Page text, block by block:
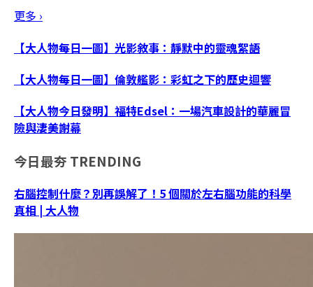
更多 ›
【大人物每日一圖】光影敘事：靜默中的靈魂絮語
【大人物每日一圖】倫敦艦影：彩虹之下的歷史迴響
【大人物今日發明】福特Edsel：一場汽車設計的華麗冒
險與淒美謝幕
今日最夯 TRENDING
右腦控制什麼？別再誤解了！5 個關於左右腦功能的科學
真相 | 大人物